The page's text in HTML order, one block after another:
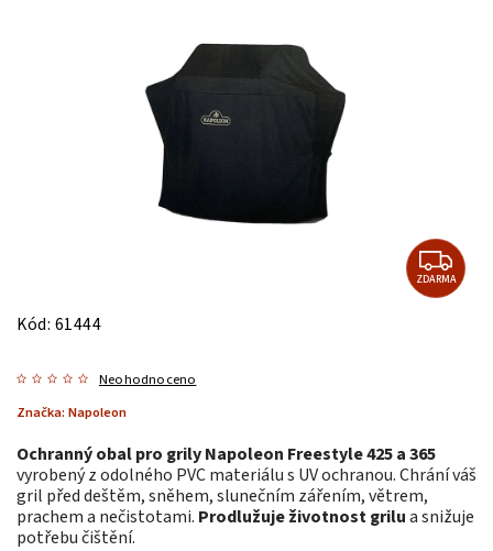
ZDARMA
Kód: 61444
Neohodnoceno
Značka: Napoleon
Ochranný obal pro grily Napoleon Freestyle 425 a 365
vyrobený z odolného PVC materiálu s UV ochranou. Chrání váš
gril před deštěm, sněhem, slunečním zářením, větrem,
prachem a nečistotami. Prodlužuje životnost grilua snižuje
potřebu čištění.